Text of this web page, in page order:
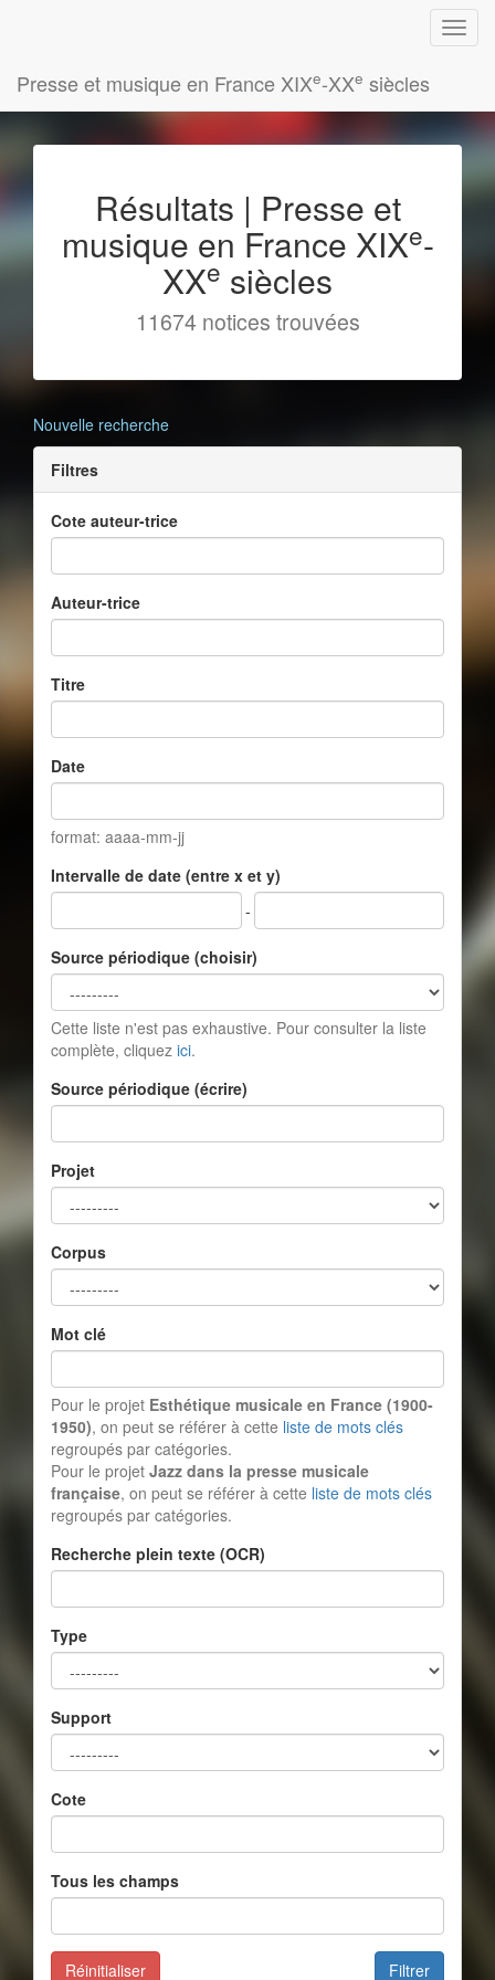
Presse et musique en France XIXe-XXe siècles
Résultats | Presse et
musique en France XIXe-
XXe siècles
11674 notices trouvées
Nouvelle recherche
Filtres
Cote auteur-trice
Auteur-trice
Titre
Date
format: aaaa-mm-jj
Intervalle de date (entre x et y)
-
Source périodique (choisir)
Cette liste n'est pas exhaustive. Pour consulter la liste
complète, cliquez ici.
Source périodique (écrire)
Projet
Corpus
Mot clé
Pour le projet Esthétique musicale en France (1900-
1950), on peut se référer à cette liste de mots clés
regroupés par catégories.
Pour le projet Jazz dans la presse musicale
française, on peut se référer à cette liste de mots clés
regroupés par catégories.
Recherche plein texte (OCR)
Type
Support
Cote
Tous les champs
Filtrer
Réinitialiser